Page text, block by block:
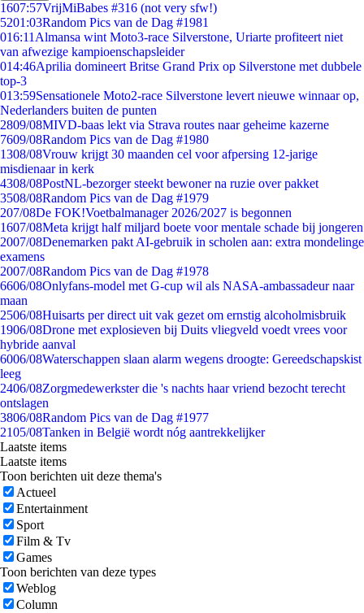
1607:57VrijMiBabes #316 (not very sfw!)
5201:03Random Pics van de Dag #1981
016:11 Almansa wint Moto3-race Silverstone, Uriarte profiteert niet
van afwezige kampioenschapsleider
014:46Aprilia domineert Britse Grand Prix op Silverstone met dubbele
top-3
013:59Sensationele Moto2-race Silverstone levert nieuwe winnaar op,
Nederlanders buiten de punten
2809/08MIVD-baas lekt via Strava routes naar geheime kazerne
7609/08Random Pics van de Dag #1980
1308/08Vrouw krijgt 30 maanden cel voor afpersing 12-jarige
misdienaar in kerk
4308/08PostNL-bezorger steekt bewoner na ruzie over pakket
3508/08Random Pics van de Dag #1979
207/08De FOK!Voetbalmanager 2026/2027 is begonnen
1607/08Meta krijgt half miljard boete voor mentale schade bij jongeren
2007/08Denemarken pakt AI-gebruik in scholen aan: extra mondelinge
examens
2007/08Random Pics van de Dag #1978
6606/08Onlyfans-model met G-cup wil als NASA-ambassadeur naar
maan
2506/08Huisarts per direct uit vak gezet om ernstig alcoholmisbruik
1906/08Drone met explosieven bij Duits vliegveld voedt vrees voor
hybride aanval
6006/08Waterschappen slaan alarm wegens droogte: Gereedschapskist
leeg
2406/08Zorgmedewerkster die 's nachts haar vriend bezocht terecht
ontslagen
3806/08Random Pics van de Dag #1977
2105/08Tanken in België wordt nóg aantrekkelijker
Laatste items
Laatste items
Toon berichten uit deze thema's
Actueel
Entertainment
Sport
Film & Tv
Games
Toon berichten van deze types
Weblog
Column